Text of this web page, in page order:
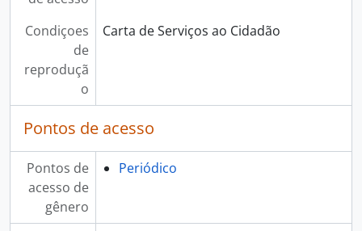
Condiçoes
de
reproduçã
o
Carta de Serviços ao Cidadão
Pontos de acesso
Pontos de
acesso de
gênero
Periódico